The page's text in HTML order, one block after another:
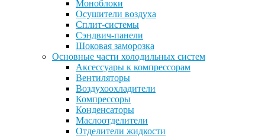
Моноблоки
Осушители воздуха
Сплит-системы
Сэндвич-панели
Шоковая заморозка
Основные части холодильных систем
Аксессуары к компрессорам
Вентиляторы
Воздухоохладители
Компрессоры
Конденсаторы
Маслоотделители
Отделители жидкости